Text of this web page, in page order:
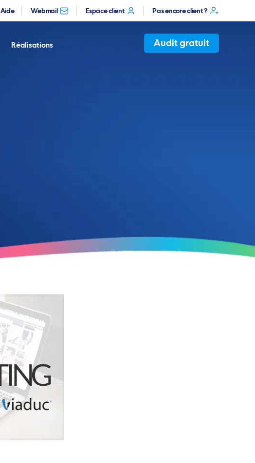
Aide Webmail Espace client Pas encore client ?
Réalisations Audit gratuit